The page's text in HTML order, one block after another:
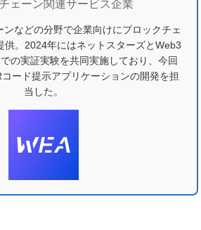
ェーン関連サービス企業
などの分野で企業向けにブロックチェ
供。2024年にはネットスターズとWeb3
の実証実験を共同実施しており、今回
ード提示アプリケーションの開発を担
当した。